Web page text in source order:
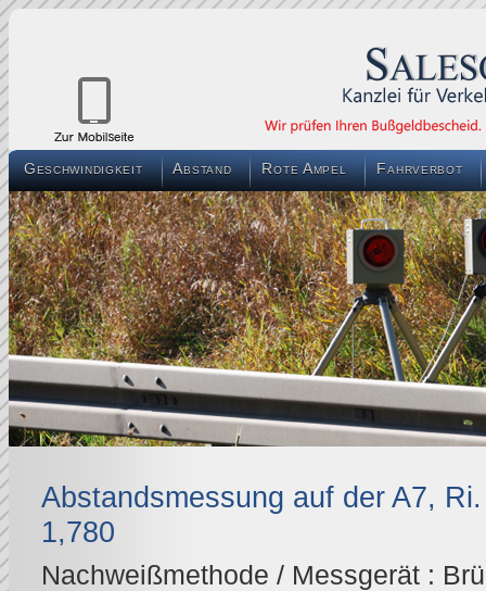
Geschwindigkeit Abstand Rote Ampel Fahrverbot
Abstandsmessung auf der A7,
1,780
Nachweißmethode / Messgerät :